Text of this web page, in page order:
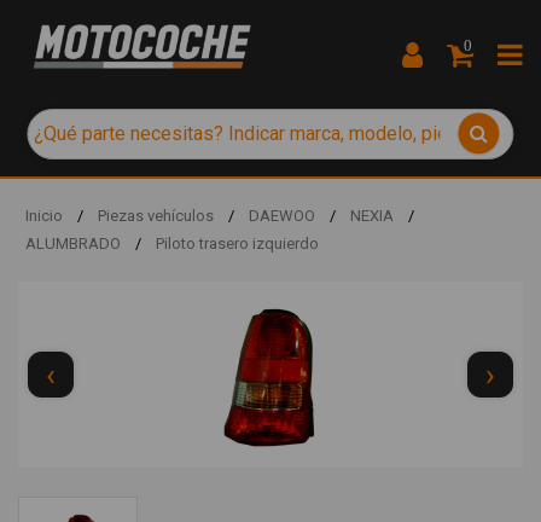
0
Inicio / Piezas vehículos / DAEWOO / NEXIA
/
ALUMBRADO
/ Piloto trasero izquierdo
‹ ›